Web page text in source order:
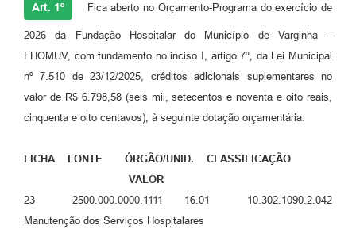
Art. 1º Fica aberto no Orçamento-Programa do exercício de
2026 da Fundação Hospitalar do Município de Varginha –
FHOMUV, com fundamento no inciso I, artigo 7º, da Lei Municipal
nº 7.510 de 23/12/2025, créditos adicionais suplementares no
valor de R$ 6.798,58 (seis mil, setecentos e noventa e oito reais,
cinquenta e oito centavos), à seguinte dotação orçamentária:
FICHA FONTE ÓRGÃO/UNID. CLASSIFICAÇÃO
VALOR
23 2500.000.0000.1111 16.01 10.302.1090.2.042
Manutenção dos Serviços Hospitalares